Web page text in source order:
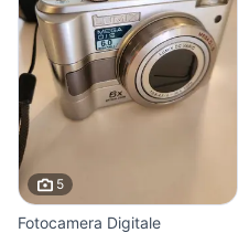
5
Fotocamera Digitale